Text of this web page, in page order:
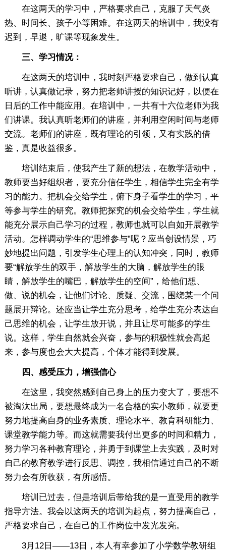
在这两天的学习中，严格要求自己，克服了天气炎
热、时间长、孩子小等困难。在这两天的培训中，我没有
迟到，早退，旷课等现象发生。
三、学习情况：
在这两天的培训中，我时刻严格要求自己，做到认真
听讲，认真做记录，努力把老师讲授的知识记好，以便在
日后的工作中能应用。在培训中，一共有十六位老师为我
们讲课。我认真听老师们的讲座，并利用空闲时间与老师
交流。老师们的讲座，既有理论的引领，又有实践的借
鉴，真是收益很多。
培训结束后，使我产生了新的想法，在教学活动中，
教师要当好组织者，要充分信任学生，相信学生完全有学
习的能力。把机会交给学生，俯下身子看学生的学习，平
等参与学生的研究。教师把探究的机会交给学生，学生就
能充分展示自己学习的过程，教师也就可以自如开展教学
活动。怎样调动学生的“思维参与”呢？应当创设情景，巧
妙地提出问题，引发学生心理上的认知冲突，同时，教师
要“解放学生的双手，解放学生的大脑，解放学生的眼
睛，解放学生的嘴巴，解放学生的空间”，给他们想、
做、说的机会，让他们讨论、质疑、交流，围绕某一个问
题展开辩论。还应当让学生充分思考，给学生充分表达自
己思维的机会，让学生放开说，并且让尽可能多的学生
说。这样，学生自然就会兴奋，参与的积极性就会高起
来，参与度也会大大提高，个体才能得到发展。
四、感受压力，增强信心
在这里，我突然感到自己身上的压力变大了，要想不
被淘汰出局，要想最终成为一名合格的实小教师，就要更
努力地提高自身的业务素质、理论水平、教育科研能力、
课堂教学能力等。而这就需要我付出更多的时间和精力，
努力学习各种教育理论，并勇于到课堂上去实践，及时对
自己的教育教学进行反思、调控，我相信通过自己的不断
努力会有所收获，有所感悟。
培训已过去，但是培训后带给我的是一直受用的教学
指导方法。我会以这两天的培训为起点，努力提高自己，
严格要求自己，在自己的工作岗位中发光发亮。
3月12日——13日，本人有幸参加了小学数学教研组